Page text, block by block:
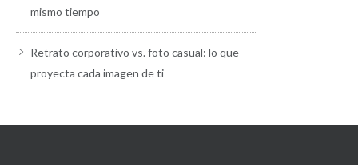
mismo tiempo
Retrato corporativo vs. foto casual: lo que
proyecta cada imagen de ti